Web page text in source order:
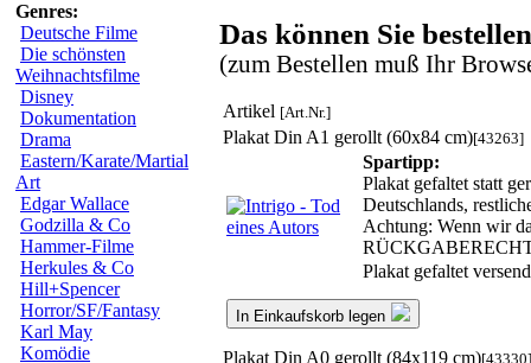
Genres:
Deutsche Filme
Die schönsten
Weihnachtsfilme
Disney
Dokumentation
Drama
Eastern/Karate/Martial
Art
Edgar Wallace
Godzilla & Co
Hammer-Filme
Herkules & Co
Hill+Spencer
Horror/SF/Fantasy
Karl May
Komödie
Das können Sie
(zum Bestellen muß Ihr
Artikel [Art.Nr.]
Plakat Din A1 gerollt (60x84 cm)[43263]
Spartipp:
Plakat gefaltet statt
Deutschlands,
Achtung: Wenn wir
Plakat gefaltet
In Einkaufskorb legen
Plakat Din A0 gerollt (84x119 cm)[43330]